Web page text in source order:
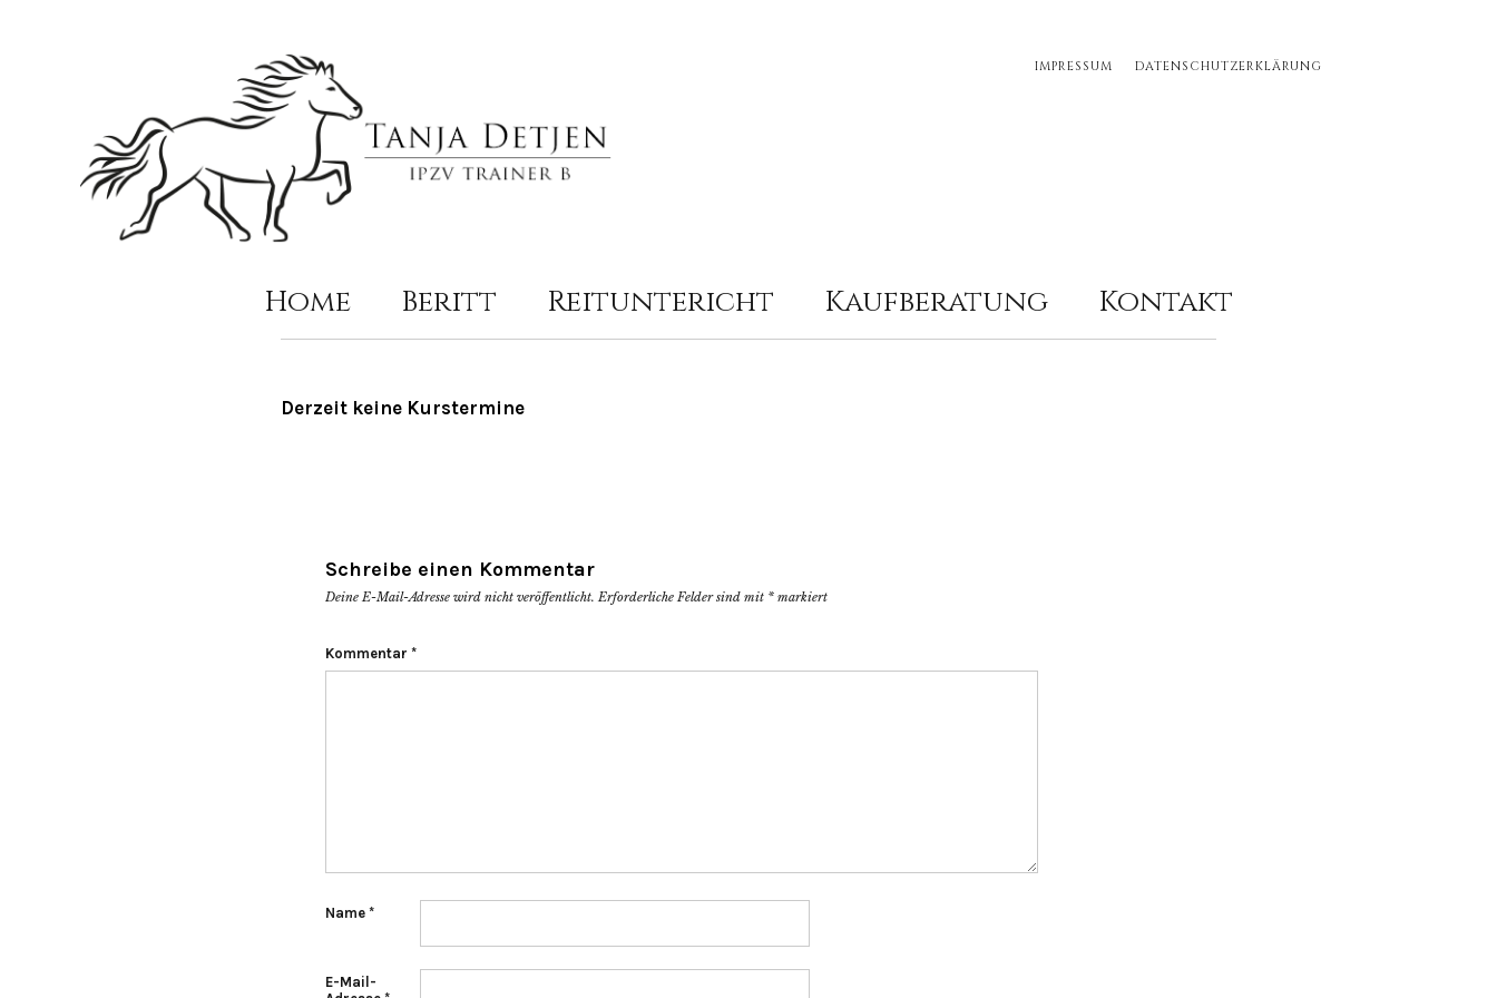
IMPRESSUM DATENSCHUTZERKLÄRUNG
Home Beritt Reituntericht Kaufberatung Kontakt
Derzeit keine Kurstermine
Schreibe einen Kommentar
Deine E-Mail-Adresse wird nicht veröffentlicht. Erforderliche Felder sind mit * markiert
Kommentar *
Name *
E-Mail-